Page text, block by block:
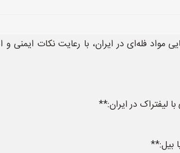
مواد فله‌ای در ایران، با رعایت نکات
لیفتراک در ایران:**